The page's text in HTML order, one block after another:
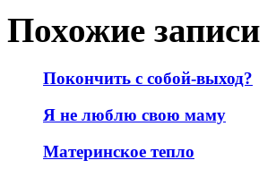
Похожие записи
Покончить с собой-выход?
Я не люблю свою маму
Материнское тепло